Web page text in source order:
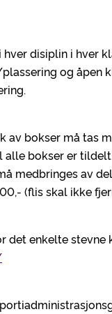
disiplin i hver
og
bokser må tas
bokser er
medbringes av
(flis skal ikke
det enkelte stevne